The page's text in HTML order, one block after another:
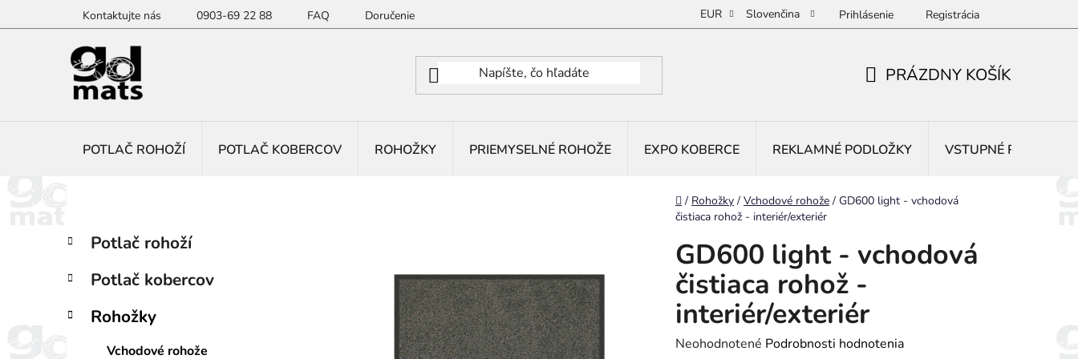
na
Kontaktujte nás 0903-69 22 88 FAQ Doručenie EUR Slovenčina Prihlásenie Registrácia
PRÁZDNY KOŠÍK
POTLAČ ROHOŽÍ POTLAČ KOBERCOV ROHOŽKY PRIEMYSELNÉ ROHOŽE EXPO KOBERCE REKLAMNÉ PODLOŽKY VSTUPNÉ ROHOŽE
Domov
/ Rohožky / Vchodové rohože / GD600 light - vchodová
čistiaca rohož - interiér/exteriér
B
č
ý
Preskočiť
kategórie
K
a
e
ó
Potlač rohoží
Potlač kobercov
Rohožky
Vchodové rohože
GD600 light - vchodová
čistiaca rohož -
interiér/exteriér
Priemerné
Neohodnotené Podrobnosti hodnotenia